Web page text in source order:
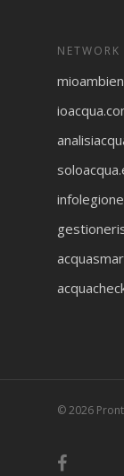
NETWORK
© 2026